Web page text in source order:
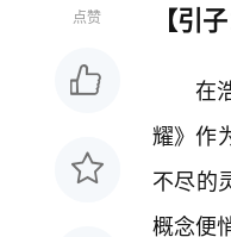
点赞 【引
在
耀》作
不尽的
概念便